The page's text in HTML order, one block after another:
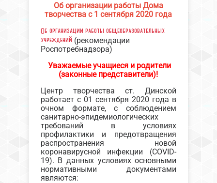
Об организации работы Дома
творчества с 1 сентября 2020 года
Об организации работы общеобразовательных
учреждений (рекомендации
Роспотребнадзора)
Уважаемые учащиеся и родители
(законные представители)!
Центр творчества ст. Динской
работает с 01 сентября 2020 года в
очном формате, с соблюдением
санитарно-эпидемиологических
требований в условиях
профилактики и предотвращения
распространения новой
коронавирусной инфекции (COVID-
19). В данных условиях основными
нормативными документами
являются: